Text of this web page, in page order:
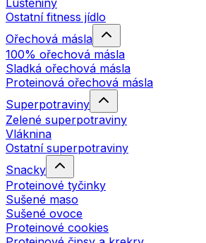
Luštěniny
Ostatní fitness jídlo
Ořechová másla
100% ořechová másla
Sladká ořechová másla
Proteinová ořechová másla
Superpotraviny
Zelené superpotraviny
Vláknina
Ostatní superpotraviny
Snacky
Proteinové tyčinky
Sušené maso
Sušené ovoce
Proteinové cookies